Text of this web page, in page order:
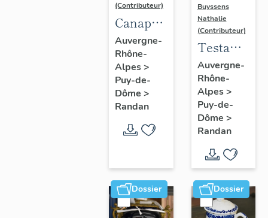
(Contributeur)
Canapé
à joues
n° 2
Auvergne-
Rhône-
Alpes>
Puy-de-
Dôme >
Randan
Buyssens
Nathalie
(Contributeur)
Testament
politique
de
Philippe
d'Orléans,
comte de
Paris
Auvergne-
Rhône-
Alpes>
Puy-de-
Dôme >
Randan
Dossier Dossier